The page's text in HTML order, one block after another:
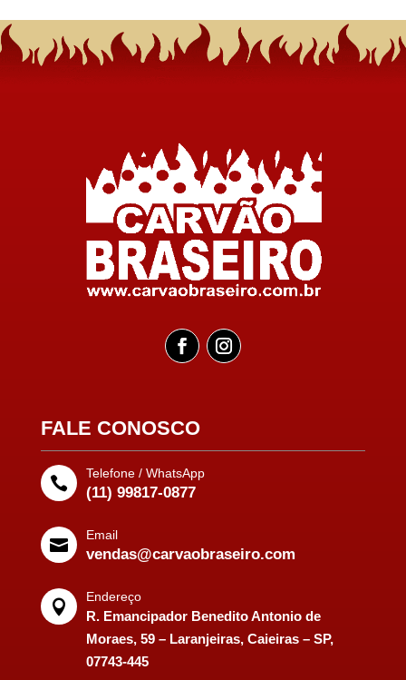
FALE CONOSCO

Telefone / WhatsApp
(11) 99817-0877

Email
vendas@carvaobraseiro.com

Endereço
R. Emancipador Benedito Antonio de
Moraes, 59 – Laranjeiras, Caieiras – SP,
07743-445